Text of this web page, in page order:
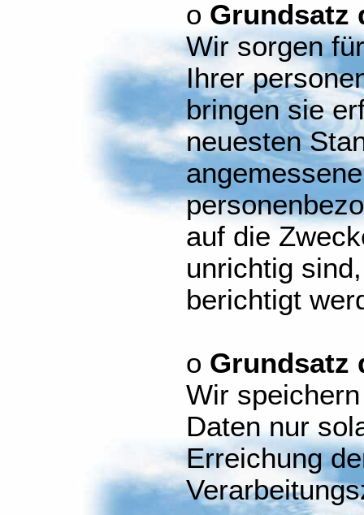
o Grundsatz
Wir sorgen
Ihrer
bringen sie
neuesten
auf die
unrichtig
berichtigt
o Grundsatz
Wir
Daten nur
Erreichung